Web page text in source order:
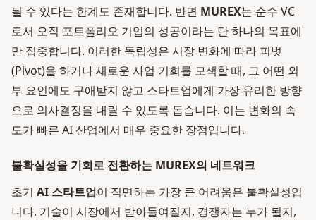
될 수 있다는 한계도 존재합니다. 반면 MUREX는 순수 VC
로서 오직 포트폴리오 기업의 성공이라는 단 하나의 목표에
만 집중합니다. 이러한 독립성은 시장 변화에 따라 피벗
(Pivot)을 하거나 새로운 사업 기회를 모색할 때, 그 어떤 외
부 요인에도 구애받지 않고 스타트업에게 가장 유리한 방향
으로 의사결정을 내릴 수 있도록 돕습니다. 이는 변화의 속
도가 빠른 AI 산업에서 매우 중요한 장점입니다.
불확실성을 기회로 전환하는 MUREX의 네트워크
초기 AI 스타트업이 직면하는 가장 큰 어려움은 불확실성입
니다. 기술이 시장에서 받아들여질지, 경쟁자는 누가 될지,